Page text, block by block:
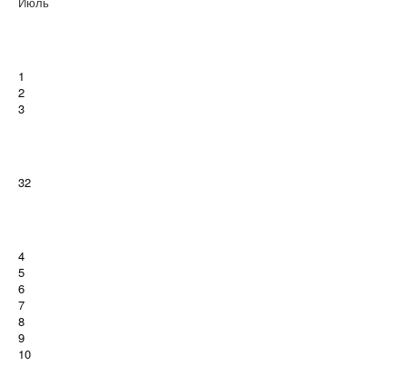
1
2
3
32
4
5
6
7
8
9
10